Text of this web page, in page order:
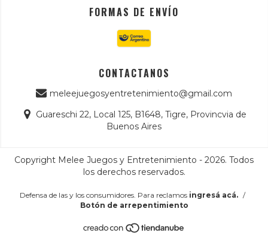
FORMAS DE ENVÍO
CONTACTANOS
meleejuegosyentretenimiento@gmail.com
Guareschi 22, Local 125, B1648, Tigre, Provincvia de
Buenos Aires
Copyright Melee Juegos y Entretenimiento - 2026. Todos
los derechos reservados.
Defensa de las y los consumidores. Para reclamos ingresá acá. /
Botón de arrepentimiento